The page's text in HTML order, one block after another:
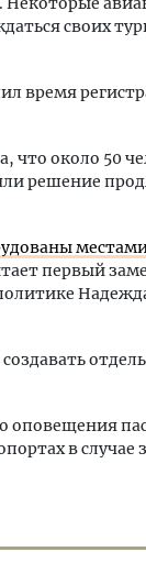
своих
время
что около 50
решение
первый
оповещения
в случае